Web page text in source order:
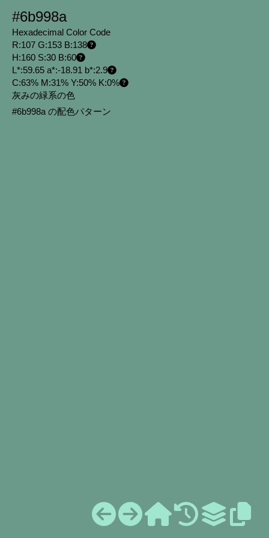
#6b998a
Hexadecimal Color Code
R:107 G:153 B:138
H:160 S:30 B:60
L*:59.65 a*:-18.91 b*:2.9
C:63% M:31% Y:50% K:0%
灰みの緑系の色
#6b998a の配色パターン